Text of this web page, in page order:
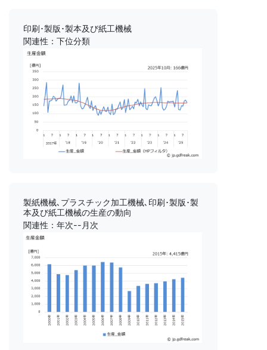
印刷･製版･製本及び紙工機械
関連性：下位分類
製紙機械､プラスチック加工機械､印刷･製版･製
本及び紙工機械の生産の動向
関連性：年次--月次